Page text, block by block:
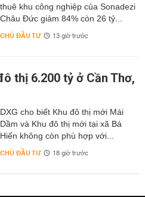
thuê khu công nghiệp của Sonadezi
Châu Đức giảm 84% còn 26 tỷ...
CHỦ ĐẦU TƯ 13 giờ trước
thị 6.200 tỷ ở Cần Thơ,
DXG cho biết Khu đô thị mới Mái
Dầm và Khu đô thị mới tại xã Bá
Hiến không còn phù hợp với...
CHỦ ĐẦU TƯ 18 giờ trước